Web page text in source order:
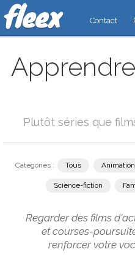
Contact
Plutôt séries que
Catégories : Tous Animation
Science-fiction
Regarder des films
et courses-
renforcer votre